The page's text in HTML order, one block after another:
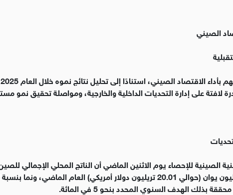
الصيني
على إدارة التحديات الداخلية والخارجية، ومواصلة تحقيق نمو
الصينية للإحصاء يوم الاثنين الماضي أن الناتج المحلي الإجمالي